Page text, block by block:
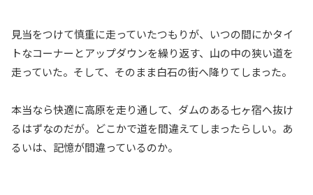
見当をつけて慎重に走っていたつもりが、いつの間にかタイ
トなコーナーとアップダウンを繰り返す、山の中の狭い道を
走っていた。そして、そのまま白石の街へ降りてしまった。
本当なら快適に高原を走り通して、ダムのある七ヶ宿へ抜け
るはずなのだが。どこかで道を間違えてしまったらしい。あ
るいは、記憶が間違っているのか。